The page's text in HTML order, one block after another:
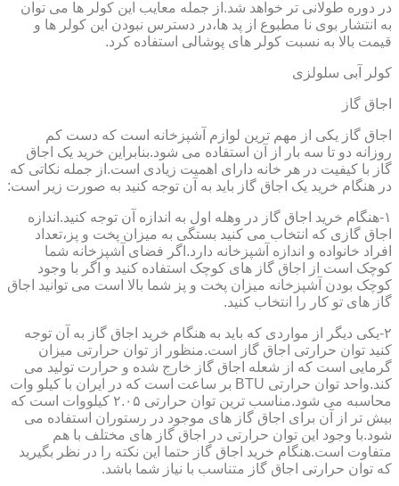
در دوره طولانی تر خواهد شد.از جمله معایب این کولر ها می توان
به انتشار بوی نا مطبوع از پد ها،در دسترس نبودن این کولر ها و
قیمت بالا به نسبت کولر های پوشالی استفاده کرد.
کولر آبی سلولزی
اجاق گاز
اجاق گاز یکی از مهم ترین لوازم آشپزخانه است که دست کم
روزانه دو تا سه بار از آن استفاده می شود.بنابراین خرید یک اجاق
گاز با کیفیت در هر خانه دارای اهمیت زیادی است.از جمله نکاتی که
در هنگام خرید یک اجاق گاز باید به آن توجه کنید به صورت زیر است:
۱-هنگام خرید اجاق گاز در وهله اول به اندازه آن توجه کنید.اندازه
اجاق گازی که انتخاب می کنید بستگی به میزان پخت و پز،تعداد
افراد خانواده و اندازه آشپزخانه دارد.اگر فضای آشپزخانه شما
کوچک است از اجاق گاز های کوچک استفاده کنید و اگر با وجود
کوچک بودن آشپزخانه میزان پخت و پز شما بالا است می توانید اجاق
گاز های تو کار را انتخاب کنید.
۲-یکی دیگر از مواردی که باید به هنگام خرید اجاق گاز به آن توجه
کنید توان حرارتی اجاق گاز است.منظور از توان حرارتی میزان
گرمایی است که از شعله اجاق گاز خارج شده و حرارت تولید می
کند.واحد توان حرارتی BTU بر ساعت است که در ایران با کیلو وات
محاسبه می شود.مناسب ترین توان حرارتی ۲.۰۵ کیلووات است که
بیش تر از آن برای اجاق گاز های موجود در رستوران استفاده می
شود.با وجود این توان حرارتی در اجاق گاز های مختلف با هم
متفاوت است.هنگام خرید اجاق گاز حتما این نکته را در نظر بگیرید
که توان حرارتی اجاق گاز متناسب با نیاز شما باشد.